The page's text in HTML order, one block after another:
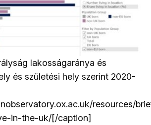
lakosságaránya és
és születési hely szerint 2020-
resources/
in-the-uk/[/caption]